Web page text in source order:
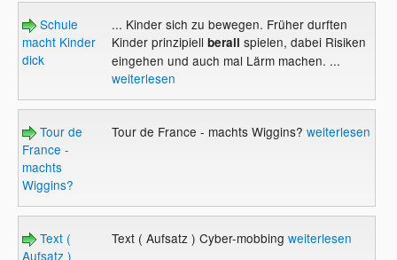
Schule
macht Kinder
dick
... Kinder sich zu bewegen. Früher durften
Kinder prinzipiell berall spielen, dabei Risiken
eingehen und auch mal Lärm machen. ...
weiterlesen
Tour de
France -
machts
Wiggins?
Tour de France - machts Wiggins? weiterlesen
Text (
Aufsatz )
Text ( Aufsatz ) Cyber-mobbing weiterlesen